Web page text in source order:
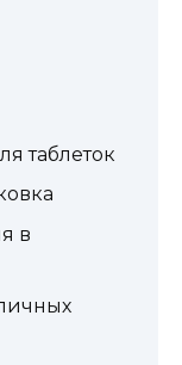
таблеток
в